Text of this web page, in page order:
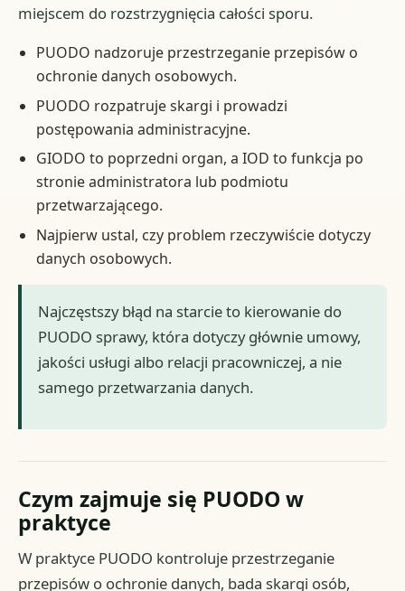
miejscem do rozstrzygnięcia całości sporu.
PUODO nadzoruje przestrzeganie przepisów o
ochronie danych osobowych.
PUODO rozpatruje skargi i prowadzi
postępowania administracyjne.
GIODO to poprzedni organ, a IOD to funkcja po
stronie administratora lub podmiotu
przetwarzającego.
Najpierw ustal, czy problem rzeczywiście dotyczy
danych osobowych.
Najczęstszy błąd na starcie to kierowanie do
PUODO sprawy, która dotyczy głównie umowy,
jakości usługi albo relacji pracowniczej, a nie
samego przetwarzania danych.
Czym zajmuje się PUODO w
praktyce
W praktyce PUODO kontroluje przestrzeganie
przepisów o ochronie danych, bada skargi osób,